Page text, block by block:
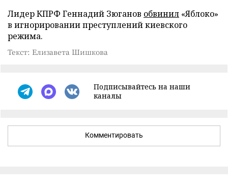
Лидер КПРФ Геннадий Зюганов обвинил «Яблоко»
в игнорировании преступлений киевского
режима.
Текст: Елизавета Шишкова
Подписывайтесь на наши
каналы
Комментировать